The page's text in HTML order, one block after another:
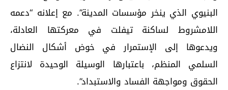
البنيوي الذي ينخر مؤسسات المدينة”. مع إعلانه “دعمه
اللامشروط لساكنة تيفلت في معركتها العادلة،
ويدعوها إلى الإستمرار في خوض أشكال النضال
السلمي المنظم، باعتبارها الوسيلة الوحيدة لانتزاع
الحقوق ومواجهة الفساد والاستبداد”.